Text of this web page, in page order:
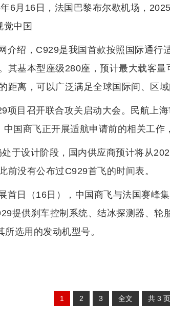
6月16日，法国巴黎布尔歇机场，
觉中国
介绍，C929是我国首款按照国际通行
其基本型座级280座，预计最大载客
距离，可以广泛满足全球国际间、区域
项目召开联合攻关启动大会。民航上
国商飞正开展适航申请前的相关工作
于设计阶段，国内供应商预计将从
前没有公布过C929首飞的时间表。
首日（16日），中国商飞与法国赛峰
提供刹车控制系统、结冰探测器、轮
选用的发动机型号。
1 2 3 全文 共 3 页